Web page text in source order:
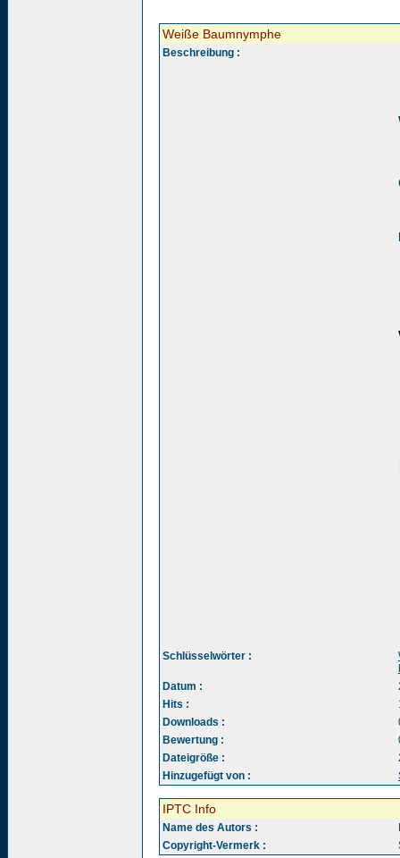
Weiße Baumnymphe
Beschreibung :
Schlüsselwörter :
Datum :
Hits :
Downloads :
Bewertung :
Dateigröße :
Hinzugefügt von :
IPTC Info
Name des Autors :
Copyright-Vermerk :